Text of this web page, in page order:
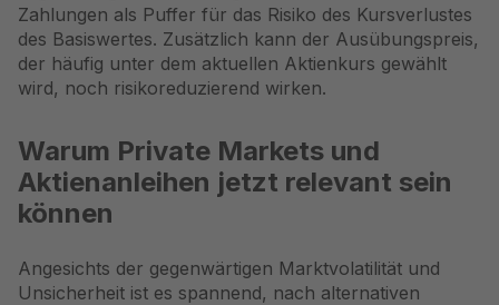
Zahlungen als Puffer für das Risiko des Kursverlustes
des Basiswertes. Zusätzlich kann der Ausübungspreis,
der häufig unter dem aktuellen Aktienkurs gewählt
wird, noch risikoreduzierend wirken.
Warum Private Markets und
Aktienanleihen jetzt relevant sein
können
Angesichts der gegenwärtigen Marktvolatilität und
Unsicherheit ist es spannend, nach alternativen